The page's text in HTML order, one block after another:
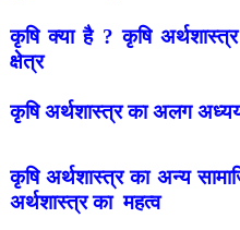
कृषि क्या है ? कृषि
क्षेत्र
कृषि अर्थशास्त्र का अलग
कृषि अर्थशास्त्र का अन्य
अर्थशास्त्र का महत्व